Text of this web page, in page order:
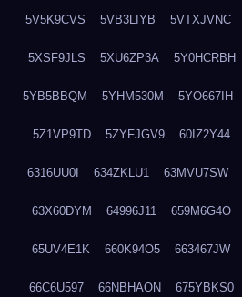
5V5K9CVS 5VB3LIYB 5VTXJVNC
5XSF9JLS 5XU6ZP3A 5Y0HCRBH
5YB5BBQM 5YHM530M 5YO667IH
5Z1VP9TD 5ZYFJGV9 60IZ2Y44
6316UU0I 634ZKLU1 63MVU7SW
63X60DYM 64996J11 659M6G4O
65UV4E1K 660K94O5 663467JW
66C6U597 66NBHAON 675YBKS0